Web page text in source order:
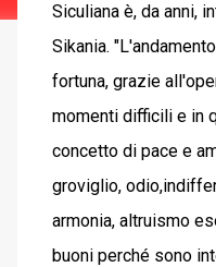
Siculiana è, da anni,
Sikania.
fortuna, grazie
momenti difficili e in
concetto di pace e
groviglio,
armonia, altruismo
buoni perché sono